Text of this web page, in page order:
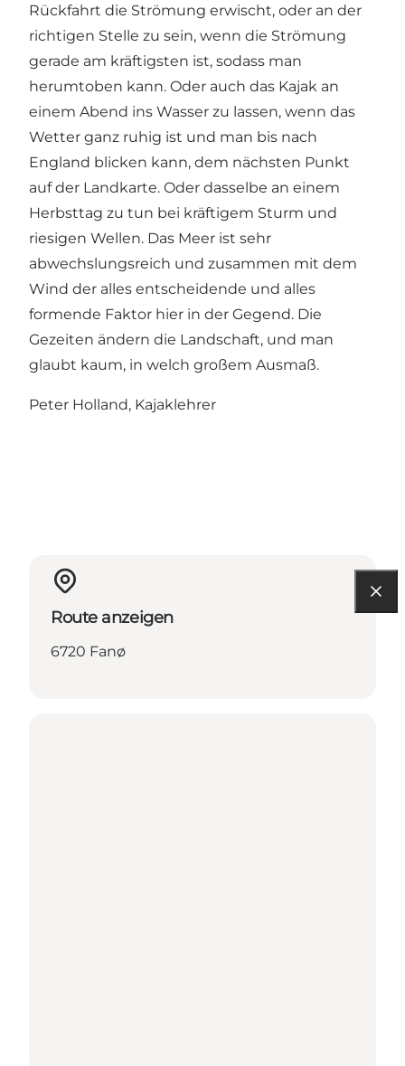
Rückfahrt die Strömung erwischt, oder an der
richtigen Stelle zu sein, wenn die Strömung
gerade am kräftigsten ist, sodass man
herumtoben kann. Oder auch das Kajak an
einem Abend ins Wasser zu lassen, wenn das
Wetter ganz ruhig ist und man bis nach
England blicken kann, dem nächsten Punkt
auf der Landkarte. Oder dasselbe an einem
Herbsttag zu tun bei kräftigem Sturm und
riesigen Wellen. Das Meer ist sehr
abwechslungsreich und zusammen mit dem
Wind der alles entscheidende und alles
formende Faktor hier in der Gegend. Die
Gezeiten ändern die Landschaft, und man
glaubt kaum, in welch großem Ausmaß.
Peter Holland, Kajaklehrer
Route anzeigen
6720 Fanø